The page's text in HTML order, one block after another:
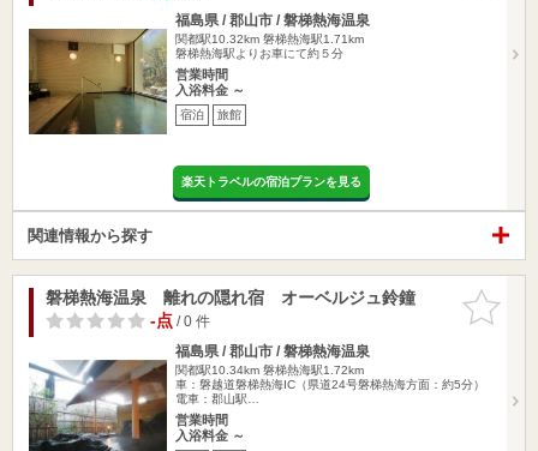
福島県 / 郡山市 / 磐梯熱海温泉
関都駅10.32km 磐梯熱海駅1.71km
磐梯熱海駅よりお車にて約５分
営業時間
入浴料金 ～
宿泊 旅館
楽天トラベルの宿泊プランを見る
関連情報から探す
お気に入
りに追加
磐梯熱海温泉 離れの隠れ宿 オーベルジュ鈴鐘
-点/ 0 件
福島県 / 郡山市 / 磐梯熱海温泉
関都駅10.34km 磐梯熱海駅1.72km
車：磐越道磐梯熱海IC（県道24号磐梯熱海方面：約5分）
電車：郡山駅…
営業時間
入浴料金 ～